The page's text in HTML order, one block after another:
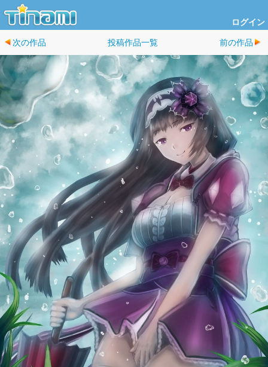
ログイン
次の作品 投稿作品一覧 前の作品